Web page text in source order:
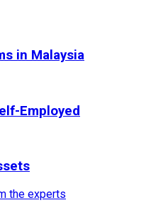
in Malaysia
Employed